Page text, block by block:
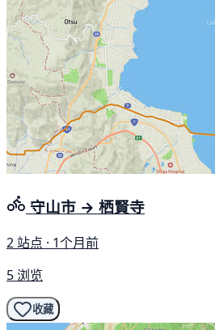
守山市 → 栖賢寺
2 站点 · 1个月前
5 浏览
收藏